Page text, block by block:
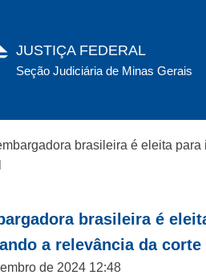
JUSTIÇA FEDERAL
Seção Judiciária de Minas Gerais
brasileira é eleita
brasileira é
a relevância da corte
de 2024 12:48